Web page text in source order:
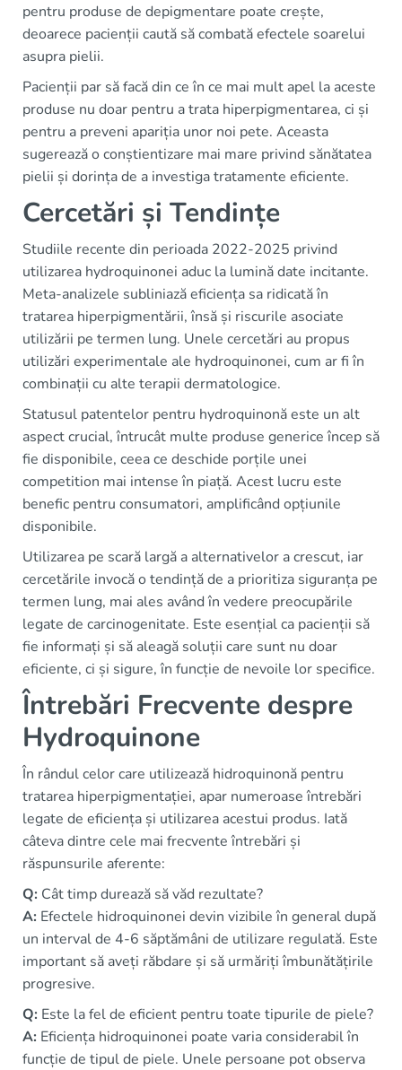
pentru produse de depigmentare poate crește,
deoarece pacienții caută să combată efectele soarelui
asupra pielii.
Pacienții par să facă din ce în ce mai mult apel la aceste
produse nu doar pentru a trata hiperpigmentarea, ci și
pentru a preveni apariția unor noi pete. Aceasta
sugerează o conștientizare mai mare privind sănătatea
pielii și dorința de a investiga tratamente eficiente.
Cercetări și Tendințe
Studiile recente din perioada 2022-2025 privind
utilizarea hydroquinonei aduc la lumină date incitante.
Meta-analizele subliniază eficiența sa ridicată în
tratarea hiperpigmentării, însă și riscurile asociate
utilizării pe termen lung. Unele cercetări au propus
utilizări experimentale ale hydroquinonei, cum ar fi în
combinații cu alte terapii dermatologice.
Statusul patentelor pentru hydroquinonă este un alt
aspect crucial, întrucât multe produse generice încep să
fie disponibile, ceea ce deschide porțile unei
competition mai intense în piață. Acest lucru este
benefic pentru consumatori, amplificând opțiunile
disponibile.
Utilizarea pe scară largă a alternativelor a crescut, iar
cercetările invocă o tendință de a prioritiza siguranța pe
termen lung, mai ales având în vedere preocupările
legate de carcinogenitate. Este esențial ca pacienții să
fie informați și să aleagă soluții care sunt nu doar
eficiente, ci și sigure, în funcție de nevoile lor specifice.
Întrebări Frecvente despre
Hydroquinone
În rândul celor care utilizează hidroquinonă pentru
tratarea hiperpigmentației, apar numeroase întrebări
legate de eficiența și utilizarea acestui produs. Iată
câteva dintre cele mai frecvente întrebări și
răspunsurile aferente:
Q: Cât timp durează să văd rezultate?
A: Efectele hidroquinonei devin vizibile în general după
un interval de 4-6 săptămâni de utilizare regulată. Este
important să aveți răbdare și să urmăriți îmbunătățirile
progresive.
Q: Este la fel de eficient pentru toate tipurile de piele?
A: Eficiența hidroquinonei poate varia considerabil în
funcție de tipul de piele. Unele persoane pot observa